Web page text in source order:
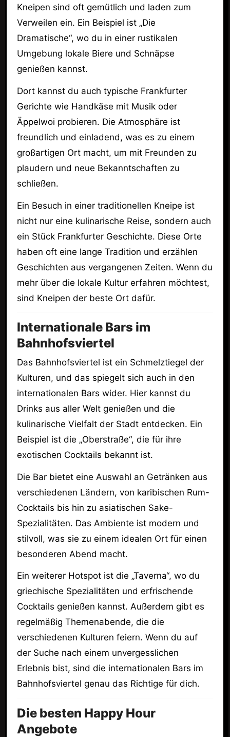
Kneipen sind oft gemütlich und laden zum
Verweilen ein. Ein Beispiel ist „Die
Dramatische“, wo du in einer rustikalen
Umgebung lokale Biere und Schnäpse
genießen kannst.
Dort kannst du auch typische Frankfurter
Gerichte wie Handkäse mit Musik oder
Äppelwoi probieren. Die Atmosphäre ist
freundlich und einladend, was es zu einem
großartigen Ort macht, um mit Freunden zu
plaudern und neue Bekanntschaften zu
schließen.
Ein Besuch in einer traditionellen Kneipe ist
nicht nur eine kulinarische Reise, sondern auch
ein Stück Frankfurter Geschichte. Diese Orte
haben oft eine lange Tradition und erzählen
Geschichten aus vergangenen Zeiten. Wenn du
mehr über die lokale Kultur erfahren möchtest,
sind Kneipen der beste Ort dafür.
Internationale Bars im
Bahnhofsviertel
Das Bahnhofsviertel ist ein Schmelztiegel der
Kulturen, und das spiegelt sich auch in den
internationalen Bars wider. Hier kannst du
Drinks aus aller Welt genießen und die
kulinarische Vielfalt der Stadt entdecken. Ein
Beispiel ist die „Oberstraße“, die für ihre
exotischen Cocktails bekannt ist.
Die Bar bietet eine Auswahl an Getränken aus
verschiedenen Ländern, von karibischen Rum-
Cocktails bis hin zu asiatischen Sake-
Spezialitäten. Das Ambiente ist modern und
stilvoll, was sie zu einem idealen Ort für einen
besonderen Abend macht.
Ein weiterer Hotspot ist die „Taverna“, wo du
griechische Spezialitäten und erfrischende
Cocktails genießen kannst. Außerdem gibt es
regelmäßig Themenabende, die die
verschiedenen Kulturen feiern. Wenn du auf
der Suche nach einem unvergesslichen
Erlebnis bist, sind die internationalen Bars im
Bahnhofsviertel genau das Richtige für dich.
Die besten Happy Hour
Angebote